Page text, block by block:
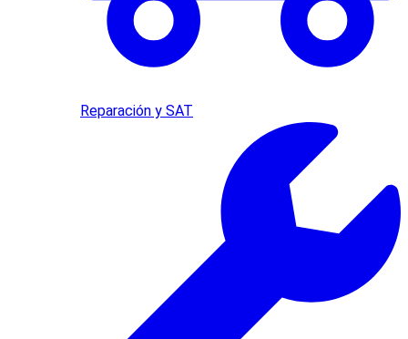
Reparación y SAT